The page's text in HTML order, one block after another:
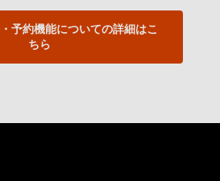
予約機能についての詳細はこ
ちら